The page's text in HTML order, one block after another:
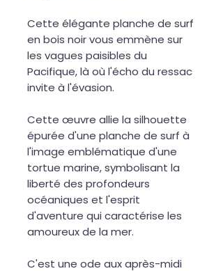
Cette élégante planche de surf
en bois noir vous emmène sur
les vagues paisibles du
Pacifique, là où l'écho du ressac
invite à l'évasion.
Cette œuvre allie la silhouette
épurée d'une planche de surf à
l'image emblématique d'une
tortue marine, symbolisant la
liberté des profondeurs
océaniques et l'esprit
d'aventure qui caractérise les
amoureux de la mer.
C'est une ode aux après-midi